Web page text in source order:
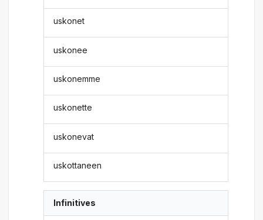
uskonet
uskonee
uskonemme
uskonette
uskonevat
uskottaneen
Infinitives